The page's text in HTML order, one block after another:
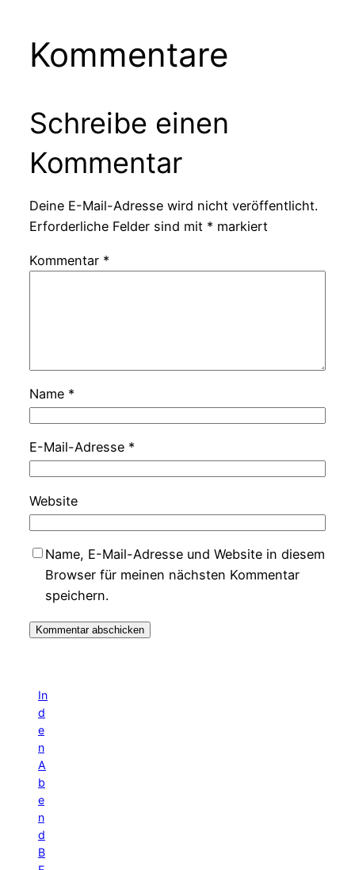
Kommentare
Schreibe einen
Kommentar
Deine E-Mail-Adresse wird nicht veröffentlicht.
Erforderliche Felder sind mit * markiert
Kommentar *
Name *
E-Mail-Adresse *
Website
Name, E-Mail-Adresse und Website in diesem
Browser für meinen nächsten Kommentar
speichern.
In
d
e
n
A
b
e
n
d
B